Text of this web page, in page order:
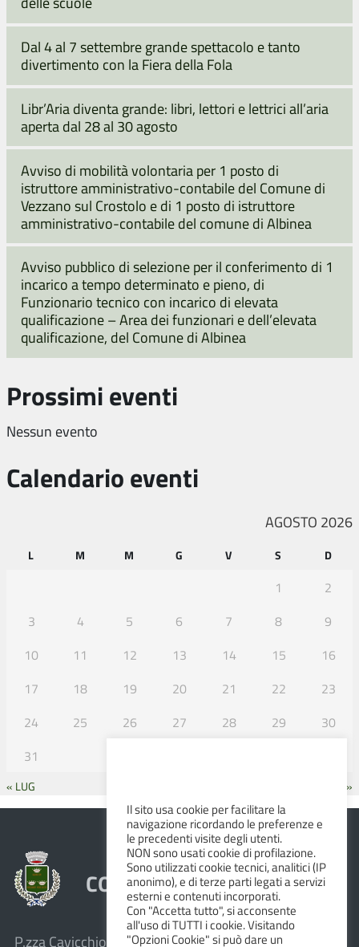
Dal 4 al 7 settembre grande spettacolo e tanto
divertimento con la Fiera della Fola
Libr’Aria diventa grande: libri, lettori e lettrici all’aria
aperta dal 28 al 30 agosto
Avviso di mobilità volontaria per 1 posto di
istruttore amministrativo-contabile del Comune di
Vezzano sul Crostolo e di 1 posto di istruttore
amministrativo-contabile del comune di Albinea
Avviso pubblico di selezione per il conferimento di 1
incarico a tempo determinato e pieno, di
Funzionario tecnico con incarico di elevata
qualificazione – Area dei funzionari e dell’elevata
qualificazione, del Comune di Albinea
Prossimi eventi
Nessun evento
Calendario eventi
AGOSTO 2026
L M M G V S D
1
2
3
4 5 6 7 8
9
10
11 12 13 14 15
16
17
18 19 20 21 22
23
24
25 26 27 28 29
30
31
« LUG SET »
COMUNE DI ALBINEA
P.zza Cavicchioni, 8 – 42020 Albinea (R.E.)
Il sito usa cookie per facilitare la
navigazione ricordando le preferenze e
le precedenti visite degli utenti.
NON sono usati cookie di profilazione.
Sono utilizzati cookie tecnici, analitici (IP
anonimo), e di terze parti legati a servizi
esterni e contenuti incorporati.
Con "Accetta tutto", si acconsente
all'uso di TUTTI i cookie. Visitando
"Opzioni Cookie" si può dare un